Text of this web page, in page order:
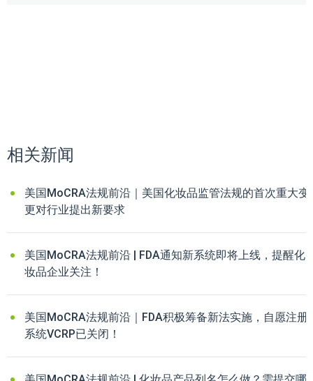
相关新闻
美国MoCRA法规前沿｜美国化妆品监管法规的首次重大变
更对行业提出新要求
美国MoCRA法规前沿 | FDA通知新系统即将上线，提醒化
妆品企业关注！
美国MoCRA法规前沿｜FDA积极筹备新法实施，自愿注册
系统VCRP已关闭！